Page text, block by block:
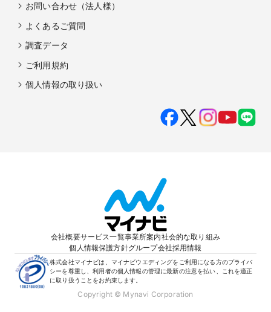
お問い合わせ（法人様）
よくあるご質問
調査データ
ご利用規約
個人情報の取り扱い
会社概要サービス一覧事業所案内社会的な取り組み
個人情報保護方針グループ会社採用情報
株式会社マイナビは、マイナビウエディングをご利用になる方のプライバ
シーを尊重し、利用者の個人情報の管理に最新の注意を払い、これを適正
に取り扱うことをお約束します。
Copyright © Mynavi Corporation